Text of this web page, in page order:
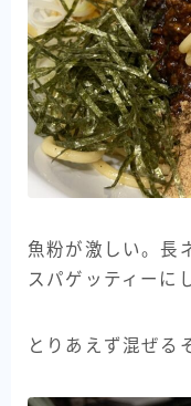
魚粉が激しい。長
スパゲッティーに
とりあえず混ぜる